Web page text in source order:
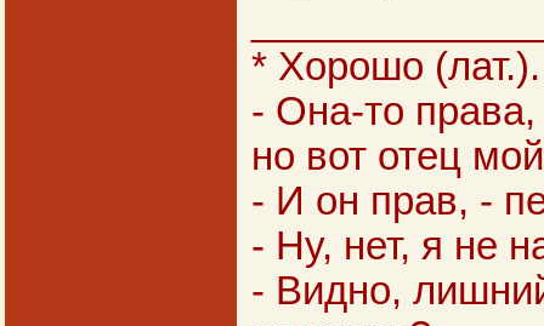
* Хорошо (лат.).
- Она-то
но вот отец
- И он прав, -
- Ну, нет, я не
- Видно,